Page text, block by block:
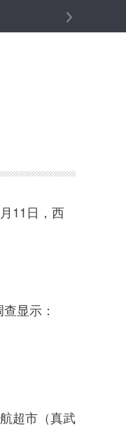
A股低开高走
11日，西
显示：
超市（真武